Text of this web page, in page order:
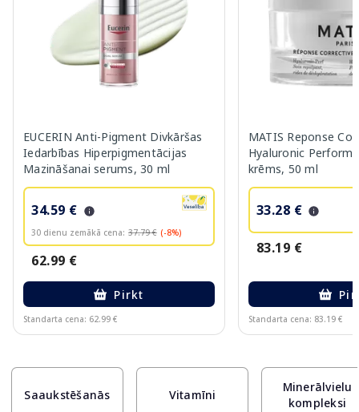
EUCERIN Anti-Pigment Divkāršas
Iedarbības Hiperpigmentācijas
Mazināšanai serums, 30 ml
34.59 €
30 dienu zemākā cena: 37.79 € (-8%)
62.99 €
Pirkt
Standarta cena: 62.99 €
MATIS Reponse
Hyaluronic
krēms, 50 ml
33.28 €
83.19 €
Standarta cena: 83.19 €
Saaukstēšanās Vitamīni
Minerālvielu
kompleksi